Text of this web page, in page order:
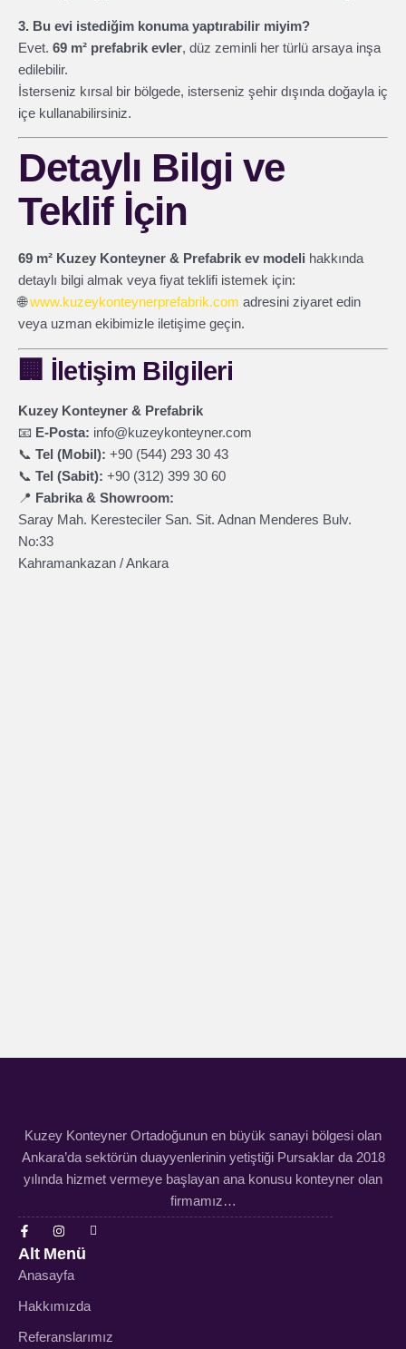
3. Bu evi istediğim konuma yaptırabilir miyim?
Evet. 69 m² prefabrik evler, düz zeminli her türlü arsaya inşa
edilebilir.
İsterseniz kırsal bir bölgede, isterseniz şehir dışında doğayla iç
içe kullanabilirsiniz.
Detaylı Bilgi ve
Teklif İçin
69 m² Kuzey Konteyner & Prefabrik ev modeli hakkında
detaylı bilgi almak veya fiyat teklifi istemek için:
🌐www.kuzeykonteynerprefabrik.com adresini ziyaret edin
veya uzman ekibimizle iletişime geçin.
🏢 İletişim Bilgileri
Kuzey Konteyner & Prefabrik
📧 E-Posta: info@kuzeykonteyner.com
📞 Tel (Mobil): +90 (544) 293 30 43
📞 Tel (Sabit): +90 (312) 399 30 60
📍 Fabrika & Showroom:
Saray Mah. Keresteciler San. Sit. Adnan Menderes Bulv.
No:33
Kahramankazan / Ankara
Kuzey Konteyner Ortadoğunun en büyük sanayi bölgesi olan
Ankara’da sektörün duayyenlerinin yetiştiği Pursaklar da 2018
yılında hizmet vermeye başlayan ana konusu konteyner olan
firmamız…
Alt Menü
Anasayfa
Hakkımızda
Referanslarımız